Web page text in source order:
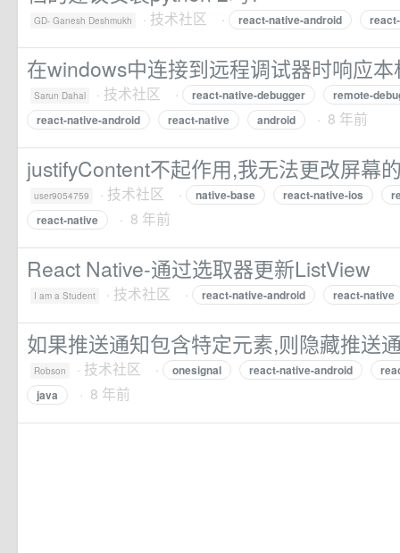
GD- Ganesh Deshmukh · 技术社区 · react-native-android
在windows中连接到远程调试器时响应
Sarun Dahal · 技术社区 · react-native-debugger
remote-
react-native-android
react-native android · 8 年前
justifyContent不起作用,我无法更改屏幕
user9054759 · 技术社区 · native-base react-native-ios
react-native
· 8 年前
React Native-通过选取器更新ListView
I am a Student · 技术社区 · react-native-android react-native
如果推送通知包含特定元素,则隐藏推送
Robson · 技术社区 · onesignal react-native-android
java
· 8 年前